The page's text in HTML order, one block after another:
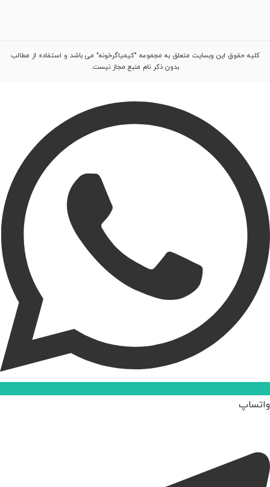
کلیه حقوق این وبسایت متعلق به مجموعه "کیمیاگرخونه" می باشد و استفاده از مطالب
بدون ذکر نام منبع مجاز نیست.
واتساپ